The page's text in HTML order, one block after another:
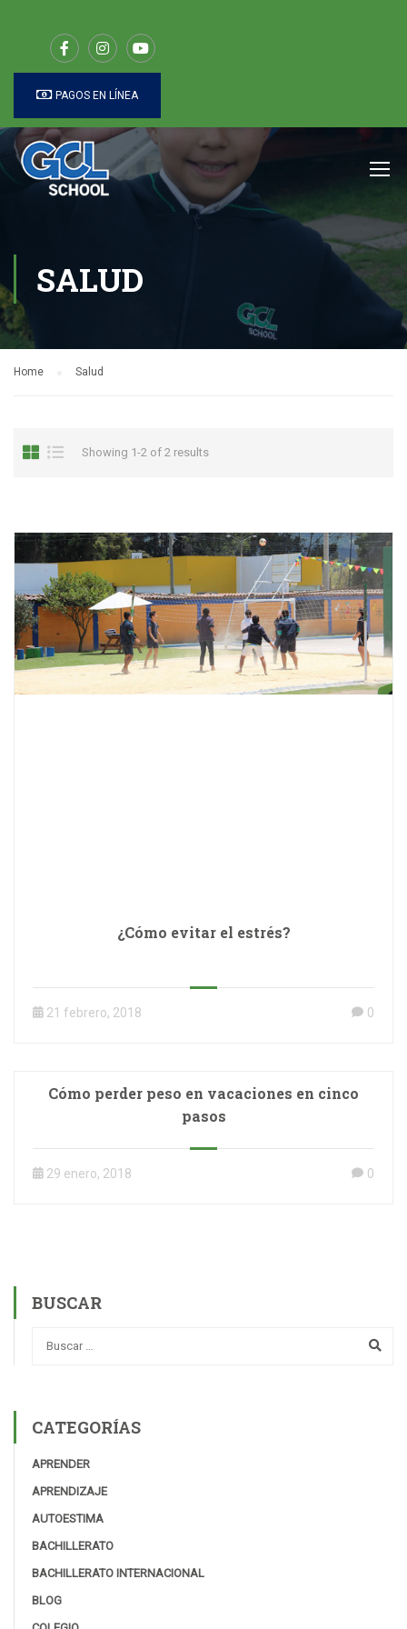
PAGOS EN LÍNEA
SALUD
Home Salud
Showing 1-2 of 2 results
¿Cómo evitar el estrés?
21 febrero, 2018 0
Cómo perder peso en vacaciones en cinco
pasos
29 enero, 2018 0
BUSCAR
CATEGORÍAS
APRENDER
APRENDIZAJE
AUTOESTIMA
BACHILLERATO
BACHILLERATO INTERNACIONAL
BLOG